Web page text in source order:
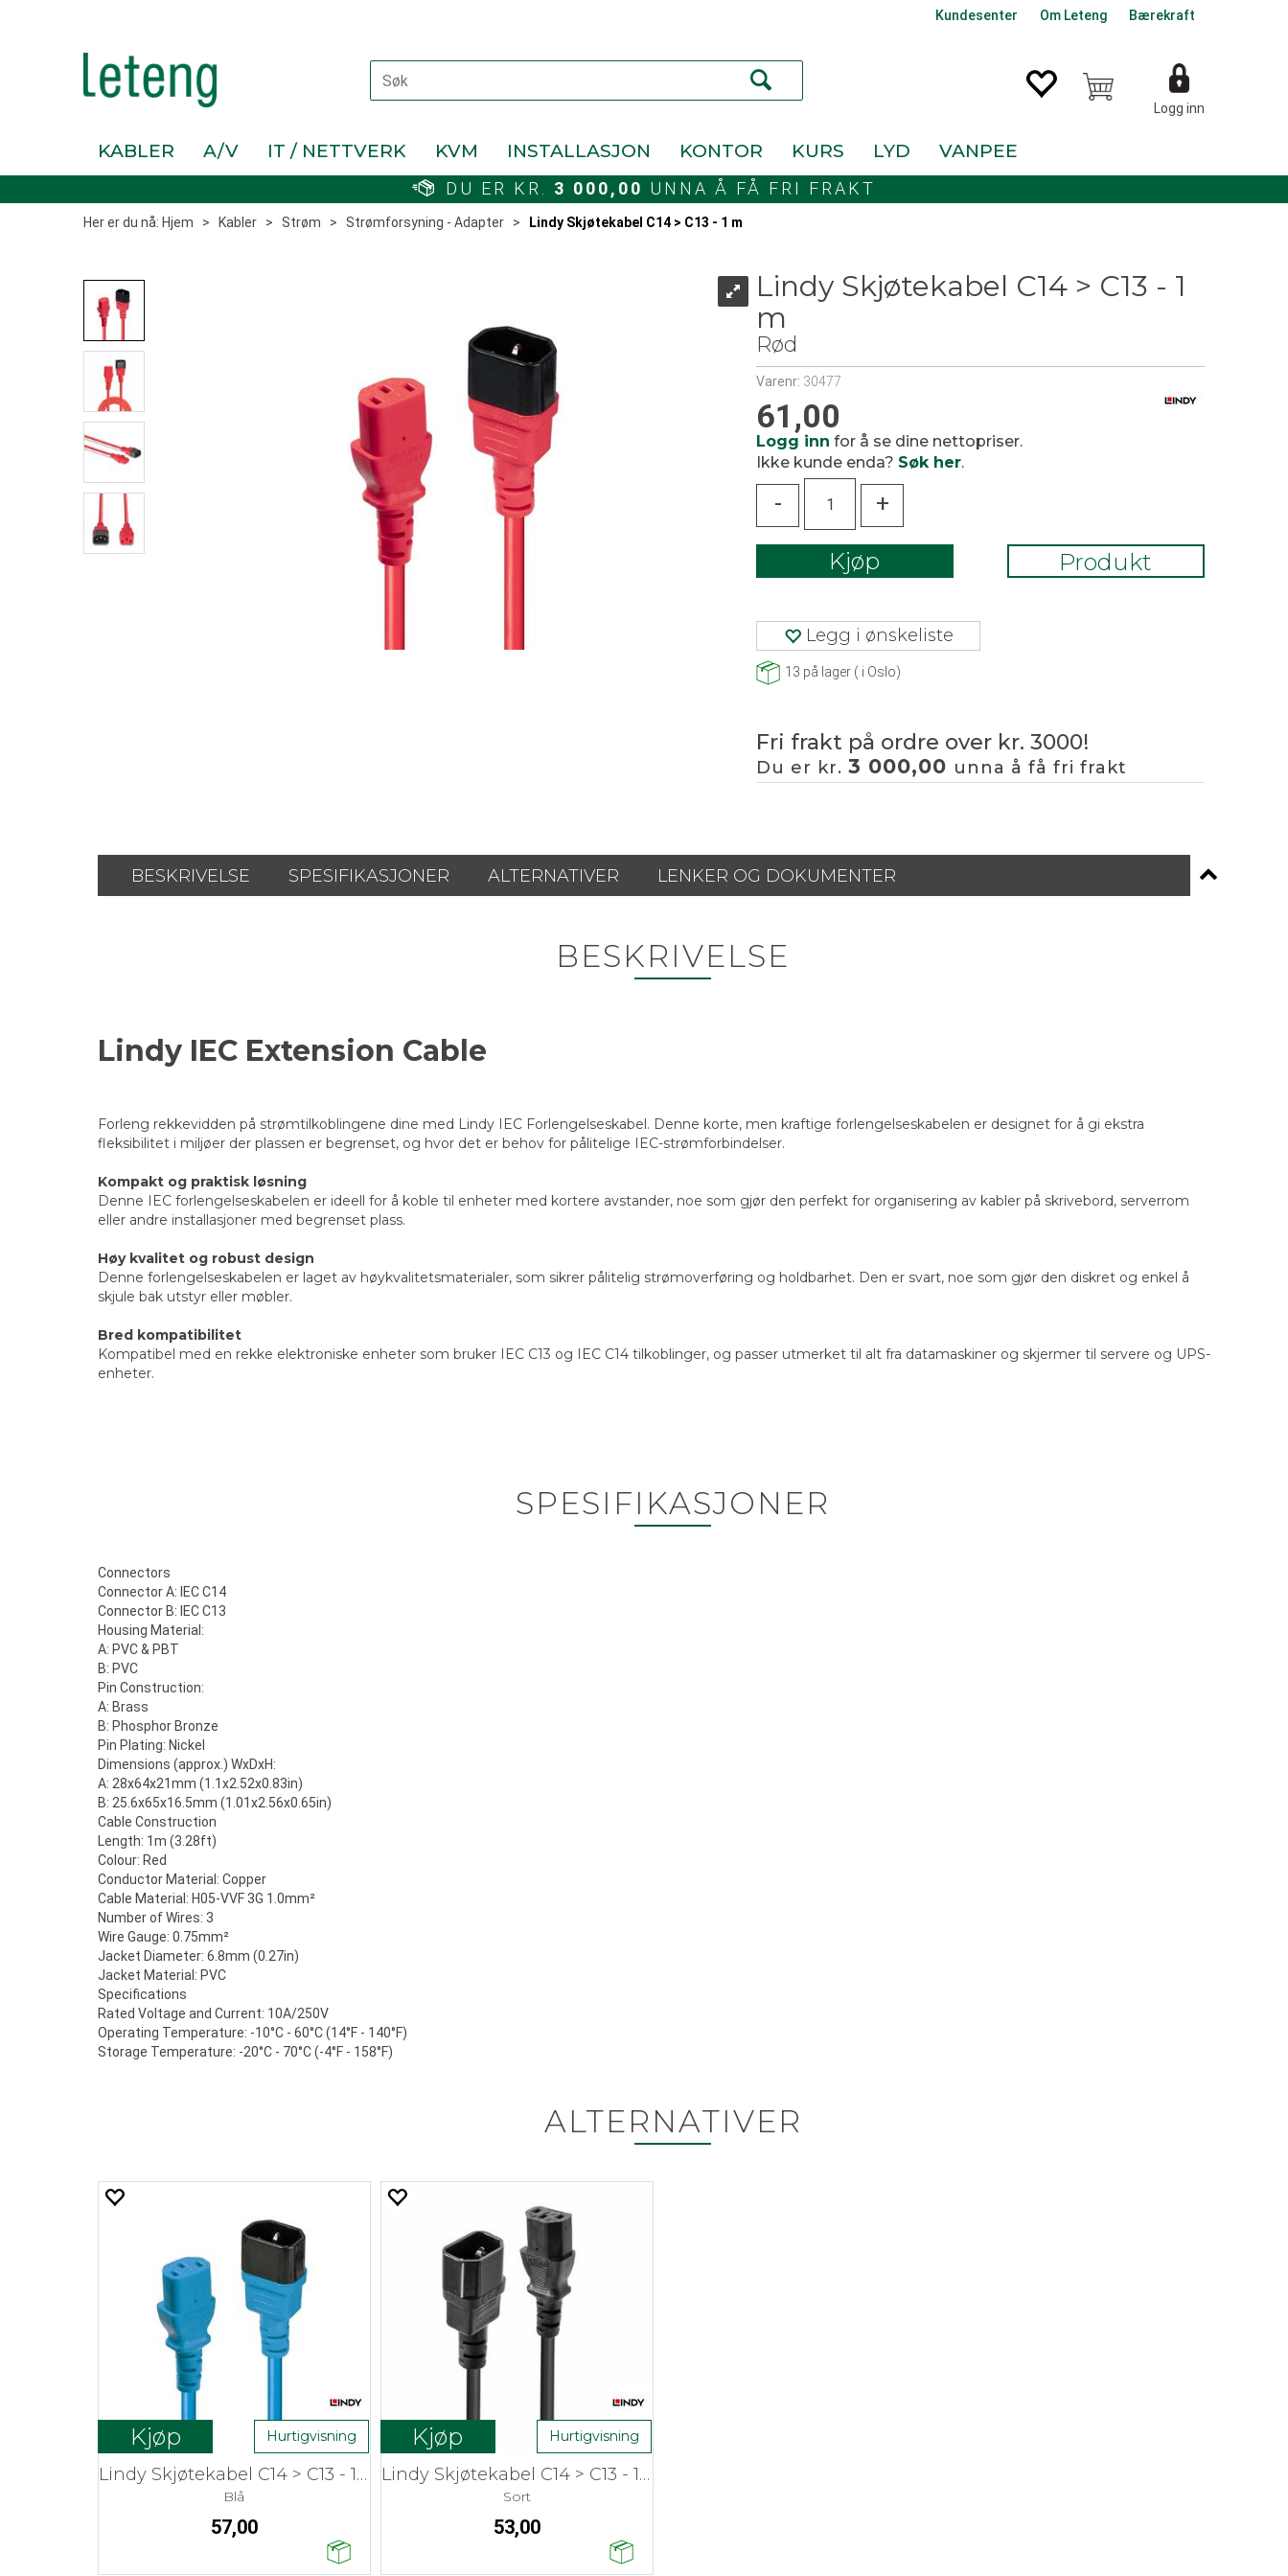
Kundesenter Om Leteng Bærekraft
Logg inn
KABLER A/V IT / NETTVERK KVM INSTALLASJON KONTOR KURS LYD VANPEE
DU ER KR. 3 000,00 UNNA Å FÅ FRI FRAKT
Her er du nå: Hjem > Kabler > Strøm > Strømforsyning - Adapter > Lindy Skjøtekabel C14 > C13 - 1 m
Lindy Skjøtekabel C14 > C13 - 1
m
Rød
Varenr: 30477
61,00
Logg inn for å se dine nettopriser.
Ikke kunde enda? Søk her.
- +
Kjøp Produkt
Legg i ønskeliste
13 på lager ( i Oslo)
Fri frakt på ordre over kr. 3000!
Du er kr. 3 000,00 unna å få fri frakt
BESKRIVELSE SPESIFIKASJONER ALTERNATIVER LENKER OG DOKUMENTER
BESKRIVELSE
Lindy IEC Extension Cable
Forleng rekkevidden på strømtilkoblingene dine med Lindy IEC Forlengelseskabel. Denne korte, men kraftige forlengelseskabelen er designet for å gi ekstra
fleksibilitet i miljøer der plassen er begrenset, og hvor det er behov for pålitelige IEC-strømforbindelser.
Kompakt og praktisk løsning
Denne IEC forlengelseskabelen er ideell for å koble til enheter med kortere avstander, noe som gjør den perfekt for organisering av kabler på skrivebord, serverrom
eller andre installasjoner med begrenset plass.
Høy kvalitet og robust design
Denne forlengelseskabelen er laget av høykvalitetsmaterialer, som sikrer pålitelig strømoverføring og holdbarhet. Den er svart, noe som gjør den diskret og enkel å
skjule bak utstyr eller møbler.
Bred kompatibilitet
Kompatibel med en rekke elektroniske enheter som bruker IEC C13 og IEC C14 tilkoblinger, og passer utmerket til alt fra datamaskiner og skjermer til servere og UPS-
enheter.
SPESIFIKASJONER
Connectors
Connector A: IEC C14
Connector B: IEC C13
Housing Material:
A: PVC & PBT
B: PVC
Pin Construction:
A: Brass
B: Phosphor Bronze
Pin Plating: Nickel
Dimensions (approx.) WxDxH:
A: 28x64x21mm (1.1x2.52x0.83in)
B: 25.6x65x16.5mm (1.01x2.56x0.65in)
Cable Construction
Length: 1m (3.28ft)
Colour: Red
Conductor Material: Copper
Cable Material: H05-VVF 3G 1.0mm²
Number of Wires: 3
Wire Gauge: 0.75mm²
Jacket Diameter: 6.8mm (0.27in)
Jacket Material: PVC
Specifications
Rated Voltage and Current: 10A/250V
Operating Temperature: -10°C - 60°C (14°F - 140°F)
Storage Temperature: -20°C - 70°C (-4°F - 158°F)
ALTERNATIVER
Kjøp Hurtigvisning
Lindy Skjøtekabel C14 > C13 - 1 m
Blå
57,00
Kjøp Hurtigvisning
Lindy Skjøtekabel C14 > C13 - 1 m
Sort
53,00